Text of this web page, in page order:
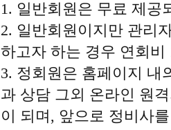
1. 일반회원은 무료 제공
2. 일반회원이지만 관리
하고자 하는 경우 연회비
3. 정회원은 홈페이지 내
과 상담 그외 온라인 원
이 되며, 앞으로 정비사